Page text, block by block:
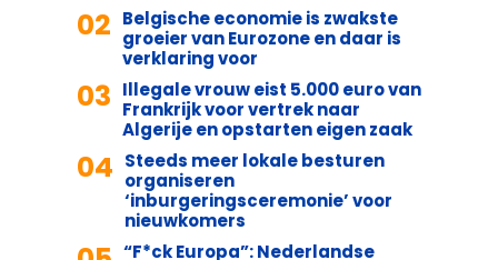
02 Belgische economie is zwakste
groeier van Eurozone en daar is
verklaring voor
03 Illegale vrouw eist 5.000 euro van
Frankrijk voor vertrek naar
Algerije en opstarten eigen zaak
04 Steeds meer lokale besturen
organiseren
‘inburgeringsceremonie’ voor
nieuwkomers
“F*ck Europa”: Nederlandse